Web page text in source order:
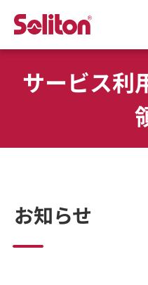
サービス利
お知らせ